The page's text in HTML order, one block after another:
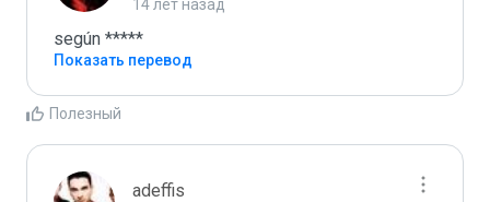
14 лет назад
según *****
Показать перевод
Полезный
adeffis